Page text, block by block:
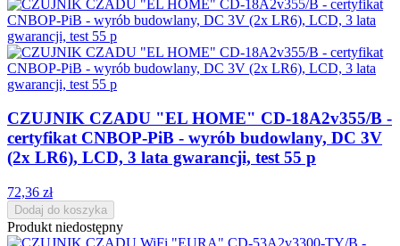
CZUJNIK CZADU "EL HOME" CD-18A2v355/B -
certyfikat CNBOP-PiB - wyrób budowlany, DC 3V
(2x LR6), LCD, 3 lata gwarancji, test 55 p
72,36 zł
Dodaj do koszyka
Produkt niedostępny